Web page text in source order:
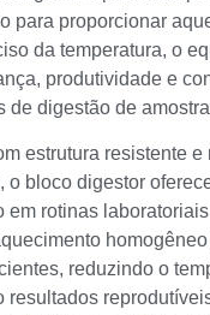
para proporcionar
da temperatura, o
produtividade e
de digestão de
estrutura resistente e
o bloco digestor
em rotinas
reduzindo o
resultados